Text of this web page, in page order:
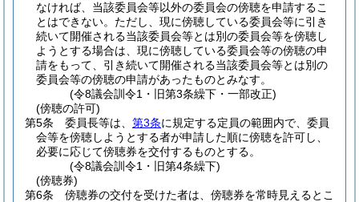
なければ、当該委員会等以外の委員会の傍聴を申請するこ
とはできない。 ただし、現に傍聴している委員会等に引き
続いて開催される当該委員会等とは別の委員会等を傍聴し
ようとする場合は、現に傍聴している委員会等の傍聴の申
請をもって、引き続いて開催される当該委員会等とは別の
委員会等の傍聴の申請があったものとみなす。
(令8議会訓令1・旧第3条繰下・一部改正)
(傍聴の許可)
第5条
委員長等は、 第3条に規定する定員の範囲内で、委員
会等を傍聴しようとする者が申請した順に傍聴を許可し、
必要に応じて傍聴券を交付するものとする。
(令8議会訓令1・旧第4条繰下)
(傍聴券)
第6条
傍聴券の交付を受けた者は、傍聴券を常時見えるとこ